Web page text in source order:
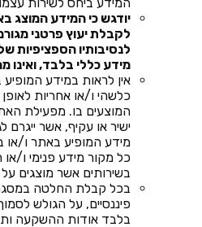
יודגש כי המידע המוצג
לקבלת יעוץ פרטני
לנסיבותיו הספציפיות
מידע כללי בלבד, ואינו
אין לראות במידע
כלשהי ו/או אחריות
המוצעים בו. מפעילת
ישיר או עקיף, אשר
מידע המופיע באתר ו/או
כל מקור מידע פנימי ו/או
בשירותים אשר מוצגים על
בכל קבלת החלטה
פיננסיים, על הגולש
בלבד אודות ההשקעה